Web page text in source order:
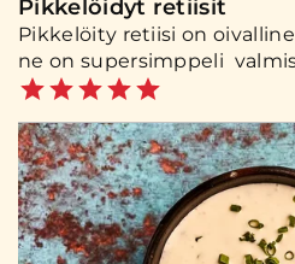
Pikkelöidyt retiisit
Pikkelöity retiisi on
ne on supersimppeli